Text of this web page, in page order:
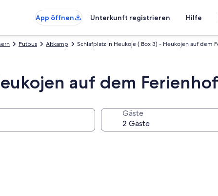
App öffnen
Unterkunft registrieren Hilfe
Schlafplatz in Heukoje ( Box 3) - Heukojen auf dem
Altkamp
Putbus
auf dem Ferienhof
Gäste